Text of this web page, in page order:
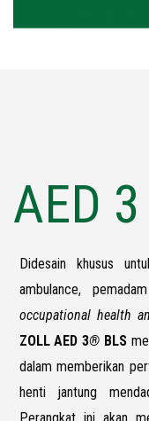
AED
Didesain khusus
ambulance,
occupational health
ZOLL AED 3® BLS
dalam memberikan
henti jantung